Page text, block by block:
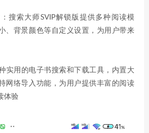
搜索大师SVIP解锁版提供多种阅读模
、背景颜色等自定义设置，为用户带来
实用的电子书搜索和下载工具，内置大
网络导入功能，为用户提供丰富的阅读
体验